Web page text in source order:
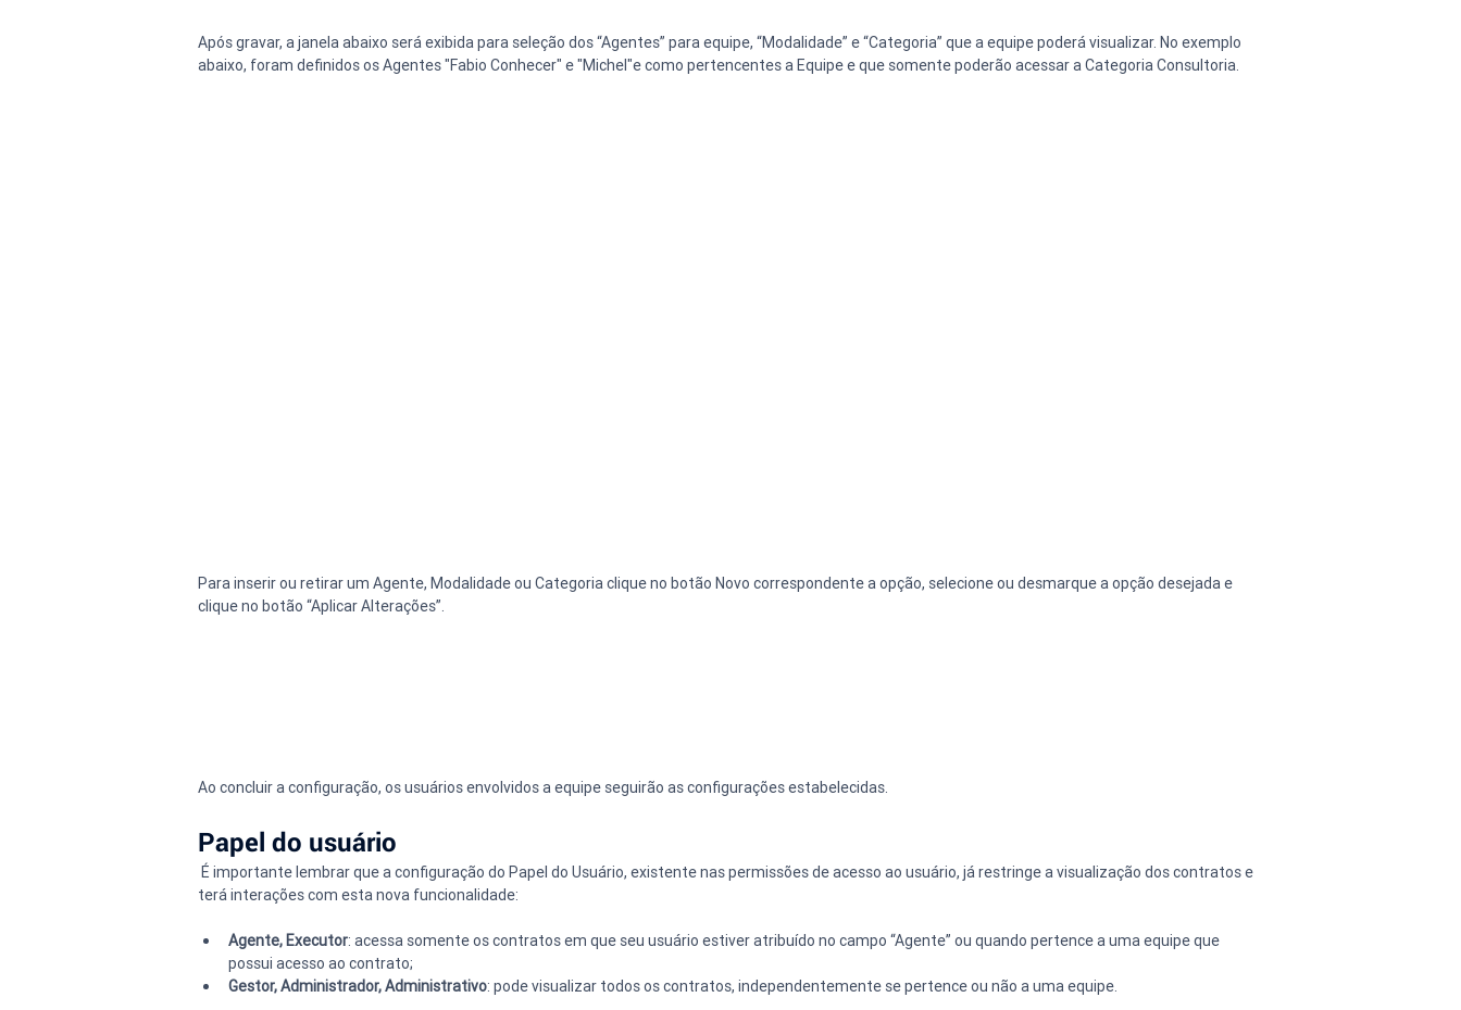
Após gravar, a janela abaixo será exibida para seleção dos “Agentes” para equipe, “Modalidade” e “Categoria” que a equipe poderá visualizar. No exemplo
abaixo, foram definidos os Agentes "Fabio Conhecer" e "Michel"e como pertencentes a Equipe e que somente poderão acessar a Categoria Consultoria.
Para inserir ou retirar um Agente, Modalidade ou Categoria clique no botão Novo correspondente a opção, selecione ou desmarque a opção desejada e
clique no botão “Aplicar Alterações”.
Ao concluir a configuração, os usuários envolvidos a equipe seguirão as configurações estabelecidas.
Papel do usuário
É importante lembrar que a configuração do Papel do Usuário, existente nas permissões de acesso ao usuário, já restringe a visualização dos contratos e
terá interações com esta nova funcionalidade:
Agente, Executor: acessa somente os contratos em que seu usuário estiver atribuído no campo “Agente” ou quando pertence a uma equipe que
possui acesso ao contrato;
Gestor, Administrador, Administrativo: pode visualizar todos os contratos, independentemente se pertence ou não a uma equipe.